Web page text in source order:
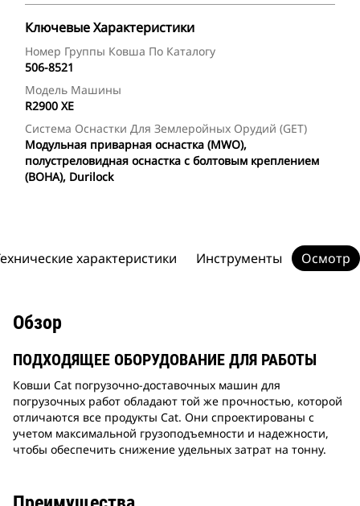
Ключевые Характеристики
Номер Группы Ковша По Каталогу
506-8521
Модель Машины
R2900 XE
Система Оснастки Для Землеройных Орудий (GET)
Модульная приварная оснастка (MWO),
полустреловидная оснастка с болтовым креплением
(BOHA), Durilock
характеристики Инструменты Осмотр
Обзор
ПОДХОДЯЩЕЕ ОБОРУДОВАНИЕ ДЛЯ РАБОТЫ
Ковши Cat погрузочно-доставочных машин для
погрузочных работ обладают той же прочностью, которой
отличаются все продукты Cat. Они спроектированы с
учетом максимальной грузоподъемности и надежности,
чтобы обеспечить снижение удельных затрат на тонну.